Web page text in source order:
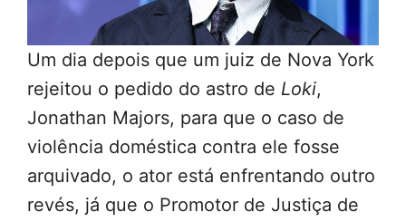
Um dia depois que um juiz de Nova York
rejeitou o pedido do astro de Loki,
Jonathan Majors, para que o caso de
violência doméstica contra ele fosse
arquivado, o ator está enfrentando outro
revés, já que o Promotor de Justiça de